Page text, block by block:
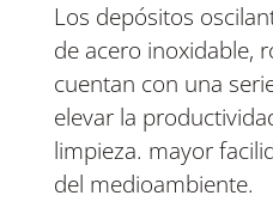
Los depósitos
de acero inoxidable,
cuentan con una
elevar la
limpieza. mayor
del medioambiente.